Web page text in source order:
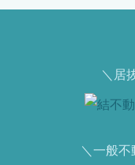
＼居
＼一般